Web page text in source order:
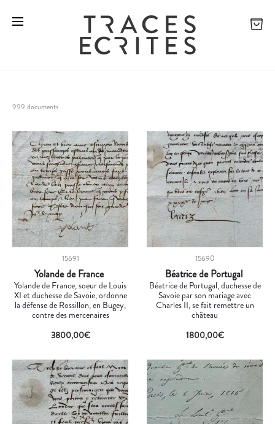
999 documents
15691
Yolande de France
Yolande de France, soeur de Louis
XI et duchesse de Savoie, ordonne
la défense de Rossillon, en Bugey,
contre des mercenaires
3800,00€
15690
Béatrice de Portugal
Béatrice de Portugal, duchesse de
Savoie par son mariage avec
Charles II, se fait remettre un
château
1800,00€